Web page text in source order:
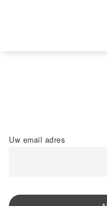
Uw email adres